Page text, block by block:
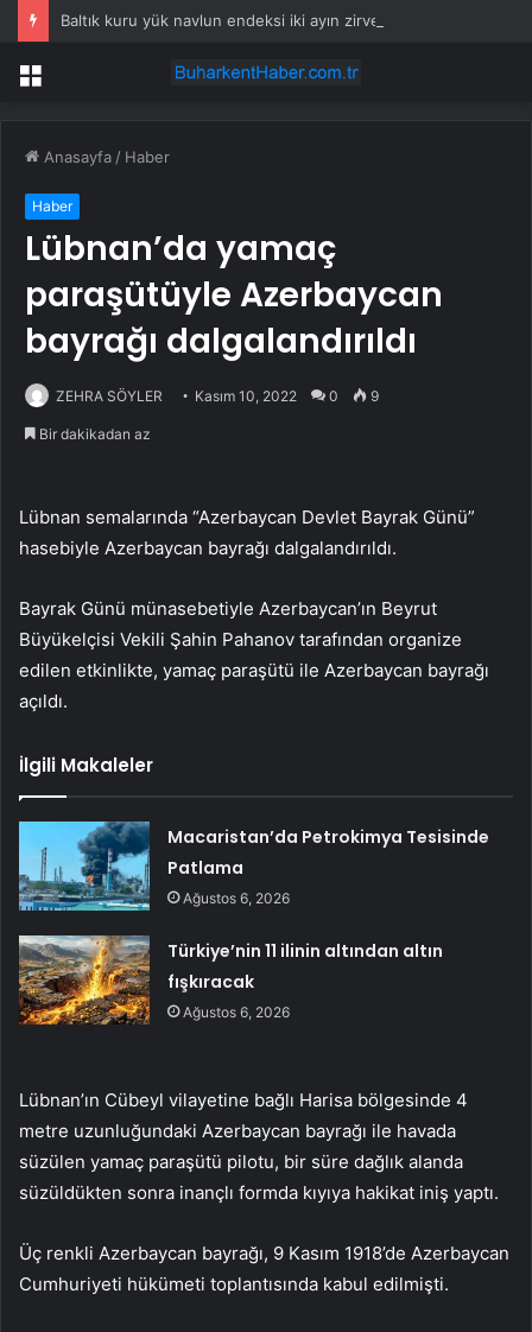
Baltık kuru yük navlun endeksi iki ayın zirvesinde
Menü
Anasayfa / Haber
Haber
Lübnan’da yamaç
paraşütüyle Azerbaycan
bayrağı dalgalandırıldı
ZEHRA SÖYLER Kasım 10, 2022 0 9
Bir dakikadan az
Lübnan semalarında “Azerbaycan Devlet Bayrak Günü”
hasebiyle Azerbaycan bayrağı dalgalandırıldı.
Bayrak Günü münasebetiyle Azerbaycan’ın Beyrut
Büyükelçisi Vekili Şahin Pahanov tarafından organize
edilen etkinlikte, yamaç paraşütü ile Azerbaycan bayrağı
açıldı.
İlgili Makaleler
Macaristan’da Petrokimya Tesisinde
Patlama
Ağustos 6, 2026
Türkiye’nin 11 ilinin altından altın
fışkıracak
Ağustos 6, 2026
Lübnan’ın Cübeyl vilayetine bağlı Harisa bölgesinde 4
metre uzunluğundaki Azerbaycan bayrağı ile havada
süzülen yamaç paraşütü pilotu, bir süre dağlık alanda
süzüldükten sonra inançlı formda kıyıya hakikat iniş yaptı.
Üç renkli Azerbaycan bayrağı, 9 Kasım 1918’de Azerbaycan
Cumhuriyeti hükümeti toplantısında kabul edilmişti.